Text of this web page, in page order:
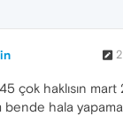
çok haklısın mart
bende hala